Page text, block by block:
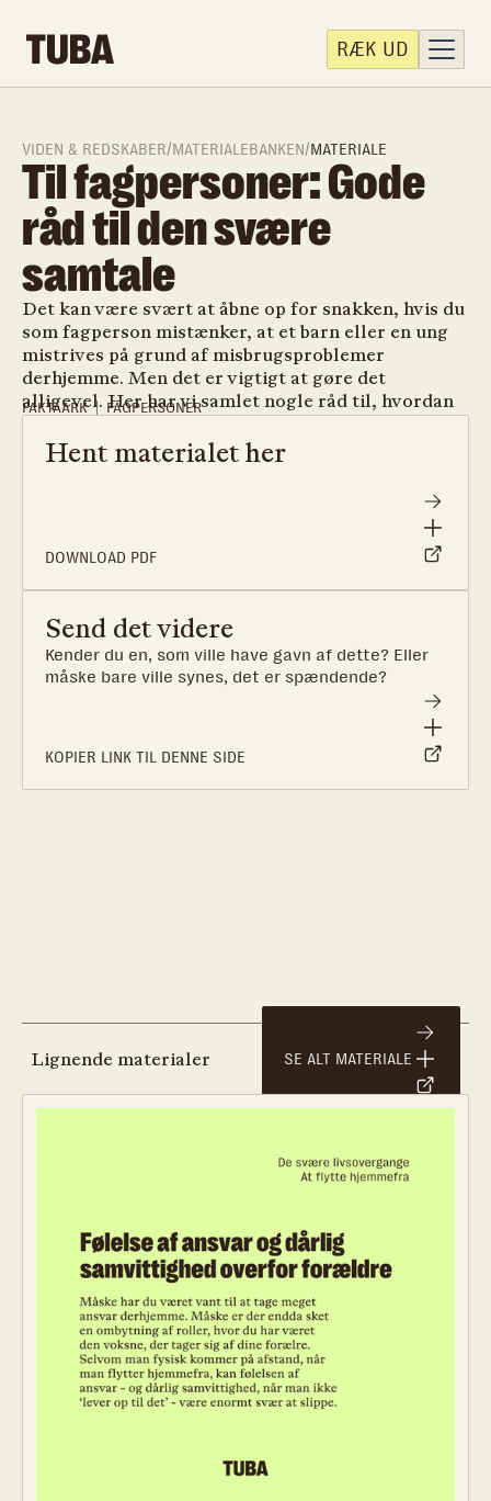
RÆK UD
VIDEN & REDSKABER/MATERIALEBANKEN/MATERIALE
FAKTAARK FAGPERSONER
Til fagpersoner: Gode
råd til den svære
samtale
Det kan være svært at åbne op for snakken, hvis du
som fagperson mistænker, at et barn eller en ung
mistrives på grund af misbrugsproblemer
derhjemme. Men det er vigtigt at gøre det
alligevel. Her har vi samlet nogle råd til, hvordan
DOWNLOAD PDF
Hent materialet her
KOPIER LINK TIL DENNE SIDE
Send det videre
Kender du en, som ville have gavn af dette? Eller
måske bare ville synes, det er spændende?
Lignende materialer SE ALT MATERIALE